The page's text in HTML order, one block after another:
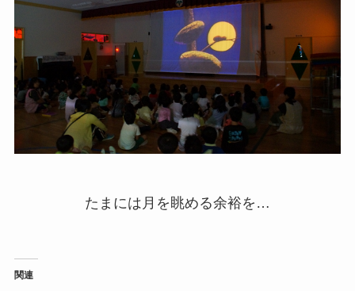
たまには月を眺める余裕を…
関連